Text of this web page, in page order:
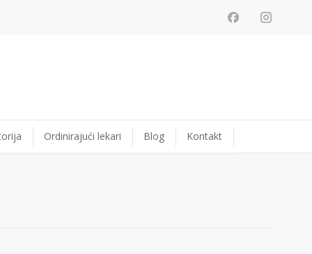
Ordinirajući lekari Blog Kontakt